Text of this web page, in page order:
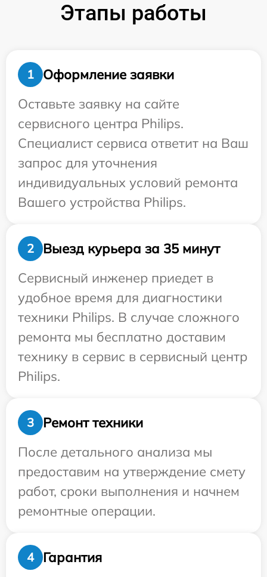
Этапы работы
1
Оформление заявки
Оставьте заявку на сайте
сервисного центра Philips.
Специалист сервиса ответит на Ваш
запрос для уточнения
индивидуальных условий ремонта
Вашего устройства Philips.
2
Выезд курьера за 35 минут
Сервисный инженер приедет в
удобное время для диагностики
техники Philips. В случае сложного
ремонта мы бесплатно доставим
технику в сервис в сервисный центр
Philips.
3
Ремонт техники
После детального анализа мы
предоставим на утверждение смету
работ, сроки выполнения и начнем
ремонтные операции.
4 Гарантия